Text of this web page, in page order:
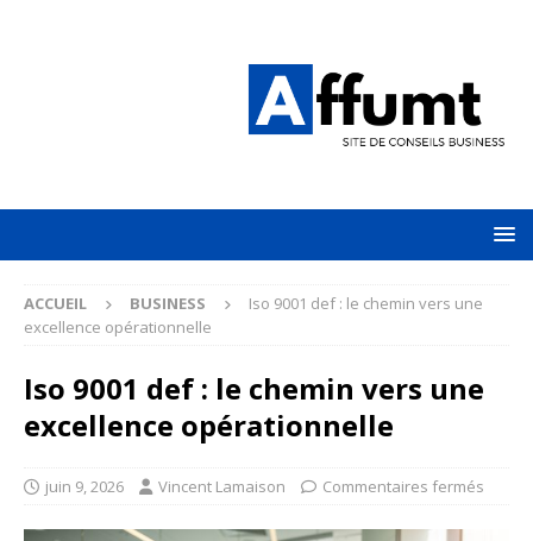
ACCUEIL BUSINESS
Iso 9001 def : le chemin vers une
excellence opérationnelle
Iso 9001 def : le chemin vers une
excellence opérationnelle
juin 9, 2026 Vincent Lamaison Commentaires fermés